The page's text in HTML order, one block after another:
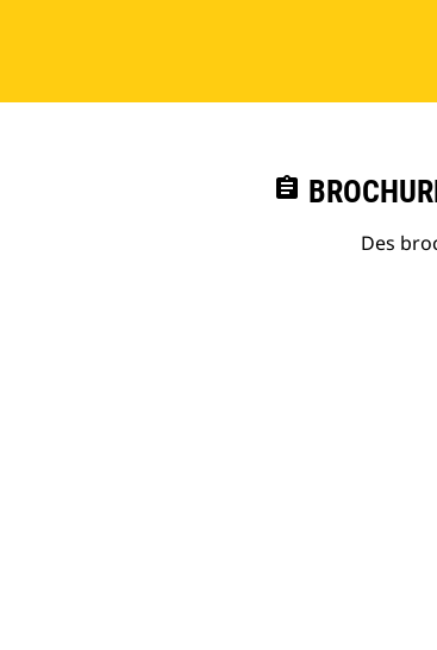
assignment
Des